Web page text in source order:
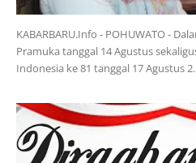
KABARBARU.Info - POHUWATO -
Pramuka tanggal 14 Agustus
Indonesia ke 81 tanggal 17 Agustus